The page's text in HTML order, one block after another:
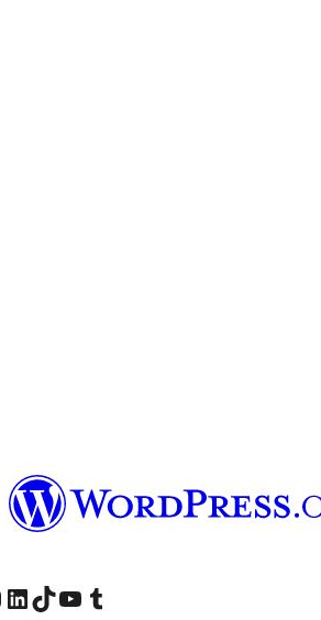
besuchen
Seite besuchen
Konto besuchen
Unser LinkedIn-Konto besuchen
Unser TikTok-Konto besuchen
Unseren YouTube-Kanal besuchen
Unser Tumblr-Konto besuchen